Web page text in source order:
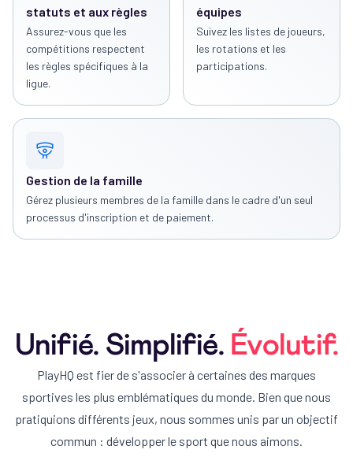
statuts et aux règles
Assurez-vous que les
compétitions respectent
les règles spécifiques à la
ligue.
équipes
Suivez les listes de joueurs,
les rotations et les
participations.
Gestion de la famille
Gérez plusieurs membres de la famille dans le cadre d'un seul
processus d'inscription et de paiement.
Unifié. Simplifié. Évolutif.
PlayHQ est fier de s'associer à certaines des marques
sportives les plus emblématiques du monde. Bien que nous
pratiquions différents jeux, nous sommes unis par un objectif
commun : développer le sport que nous aimons.